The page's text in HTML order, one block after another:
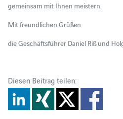
gemeinsam mit Ihnen meistern.
Mit freundlichen Grüßen
die Geschäftsführer Daniel Riß und
Diesen Beitrag teilen: